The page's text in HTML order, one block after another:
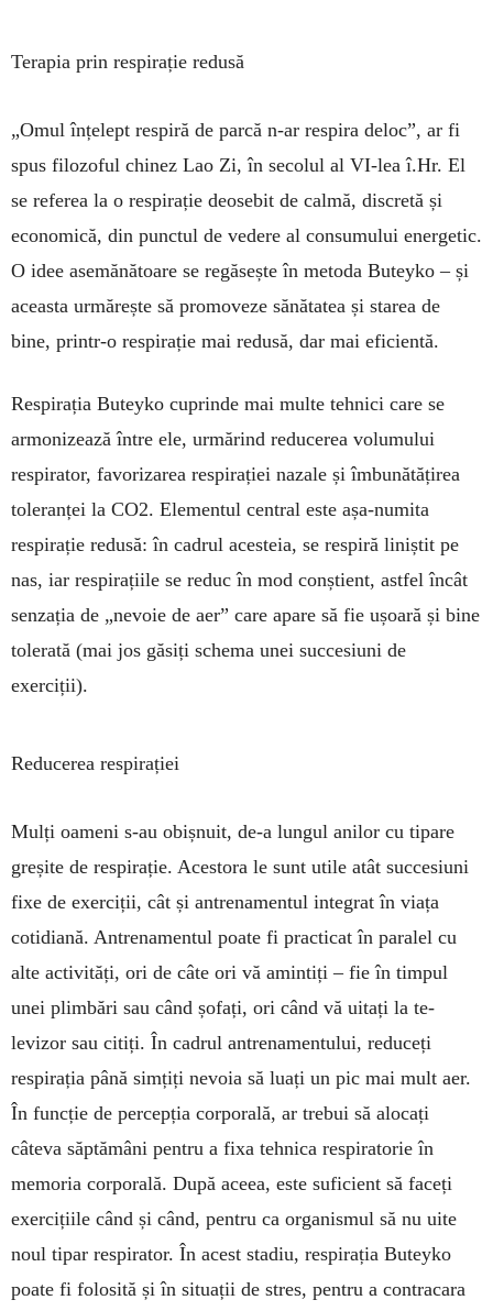
Terapia prin respirație redusă
„Omul înțelept respiră de parcă n-ar respira deloc”, ar fi
spus filozoful chinez Lao Zi, în se­colul al VI-lea î.Hr. El
se referea la o respirație deosebit de calmă, discretă și
economică, din punctul de vedere al consumului energetic.
O idee asemă­nă­toare se regăsește în metoda Buteyko – și
aceasta urmărește să promoveze sănătatea și starea de
bine, printr-o respirație mai redusă, dar mai eficientă.
Respirația Buteyko cuprinde mai multe tehnici care se
armonizează între ele, urmărind reducerea volumului
respirator, favorizarea respirației na­zale și îmbunătățirea
toleranței la CO2. Elementul central este așa-numita
respirație redusă: în cadrul acesteia, se respiră liniștit pe
nas, iar respi­rațiile se reduc în mod conștient, astfel încât
sen­zația de „nevoie de aer” care apare să fie ușoară și bine
tolerată (mai jos găsiți schema unei suc­cesiuni de
exerciții).
Reducerea respirației
Mulți oameni s-au obișnuit, de-a lungul anilor cu tipare
greșite de respirație. Acestora le sunt utile atât succesiuni
fixe de exerciții, cât și antre­namentul integrat în viața
cotidiană. Antrenamen­tul poate fi practicat în paralel cu
alte activități, ori de câte ori vă amintiți – fie în timpul
unei plim­bări sau când șofați, ori când vă uitați la te­
levizor sau citiți. În cadrul antrenamentului, re­duceți
respirația până simțiți nevoia să luați un pic mai mult aer.
În funcție de percepția corporală, ar trebui să alocați
câteva săptămâni pentru a fixa tehnica respiratorie în
memoria corporală. După aceea, este suficient să faceți
exercițiile când și când, pentru ca organismul să nu uite
noul tipar respirator. În acest stadiu, respirația Buteyko
poa­te fi folosită și în situații de stres, pentru a con­tracara